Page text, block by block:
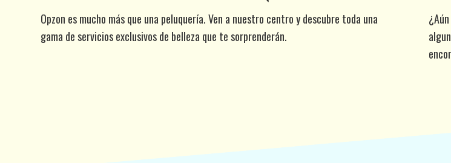
Opzon es mucho más que una peluquería. Ven a nuestro centro y descubre toda una
gama de servicios exclusivos de belleza que te sorprenderán.